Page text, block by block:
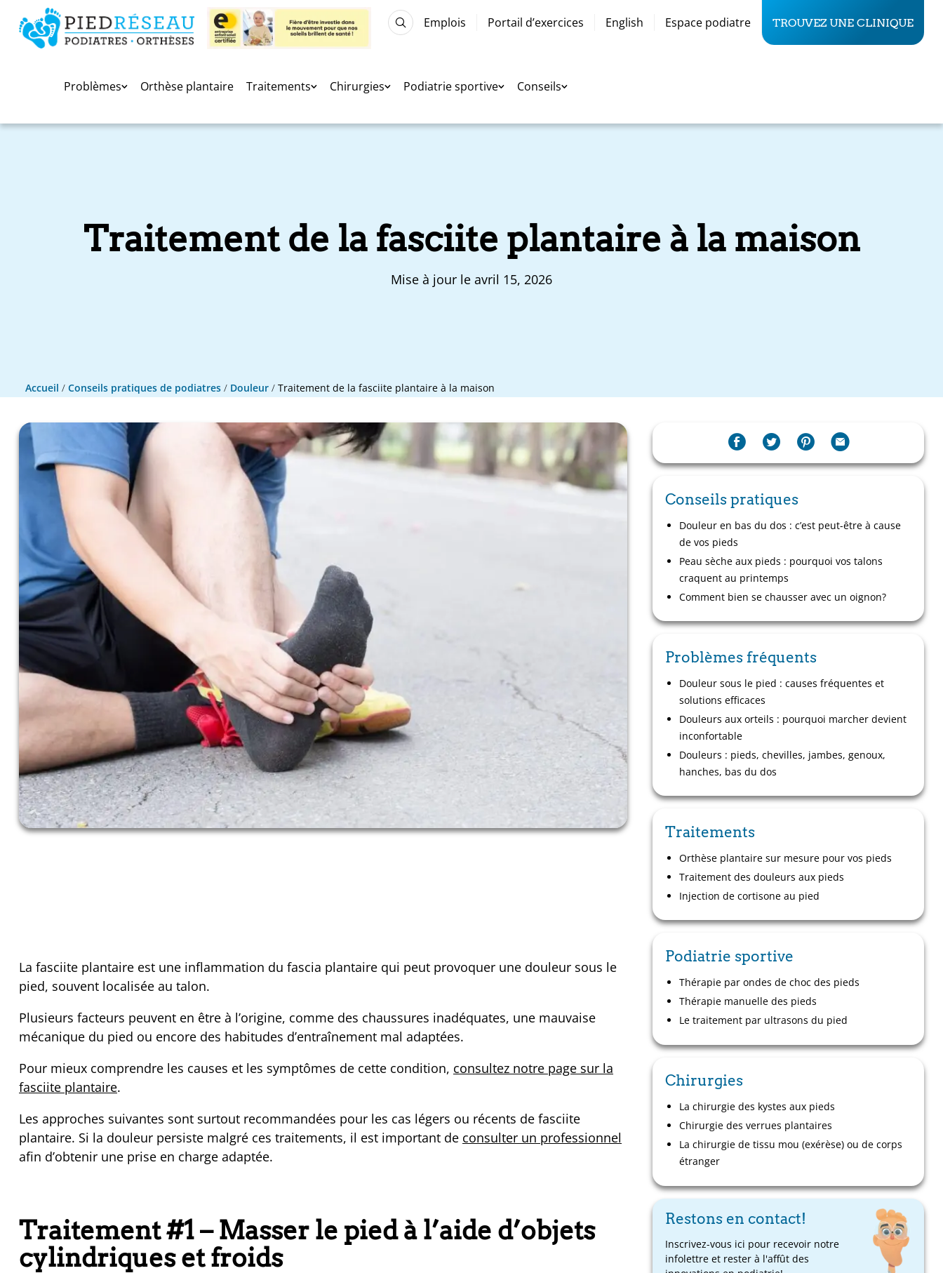
Problèmes Orthèse plantaire Traitements Chirurgies Podiatrie sportive Conseils
Emplois Portail d’exercices English Espace podiatre TROUVEZ UNE CLINIQUE
Traitement de la fasciite plantaire à la maison
Mise à jour le avril 15, 2026
Accueil / Conseils pratiques de podiatres / Douleur / Traitement de la fasciite plantaire à la maison
La fasciite plantaire est une inflammation du fascia plantaire qui peut provoquer une douleur sous le
pied, souvent localisée au talon.
Plusieurs facteurs peuvent en être à l’origine, comme des chaussures inadéquates, une mauvaise
mécanique du pied ou encore des habitudes d’entraînement mal adaptées.
Pour mieux comprendre les causes et les symptômes de cette condition, consultez notre page sur la
fasciite plantaire.
Les approches suivantes sont surtout recommandées pour les cas légers ou récents de fasciite
plantaire. Si la douleur persiste malgré ces traitements, il est important de consulter un professionnel
afin d’obtenir une prise en charge adaptée.
Traitement #1 – Masser le pied à l’aide d’objets
cylindriques et froids
Conseils pratiques
Douleur en bas du dos : c’est peut-être à cause
de vos pieds
Peau sèche aux pieds : pourquoi vos talons
craquent au printemps
Comment bien se chausser avec un oignon?
Problèmes fréquents
Douleur sous le pied : causes fréquentes et
solutions efficaces
Douleurs aux orteils : pourquoi marcher devient
inconfortable
Douleurs : pieds, chevilles, jambes, genoux,
hanches, bas du dos
Traitements
Orthèse plantaire sur mesure pour vos pieds
Traitement des douleurs aux pieds
Injection de cortisone au pied
Podiatrie sportive
Thérapie par ondes de choc des pieds
Thérapie manuelle des pieds
Le traitement par ultrasons du pied
Chirurgies
La chirurgie des kystes aux pieds
Chirurgie des verrues plantaires
La chirurgie de tissu mou (exérèse) ou de corps
étranger
Restons en contact!
Inscrivez-vous ici pour recevoir notre
infolettre et rester à l'affût des